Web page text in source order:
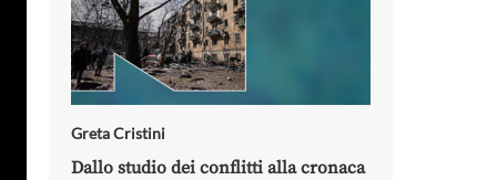
Greta Cristini
Dallo studio dei conflitti alla cronaca